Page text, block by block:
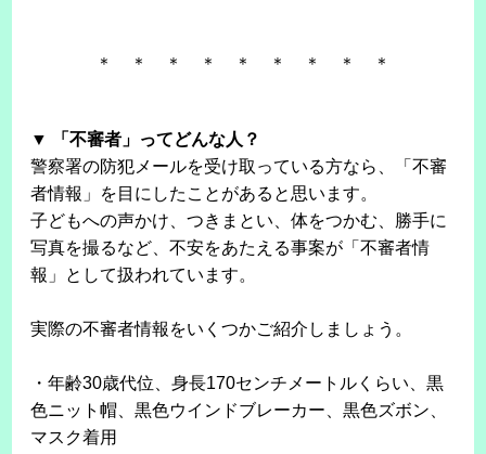
＊ ＊ ＊ ＊ ＊ ＊ ＊ ＊ ＊
▼ 「不審者」ってどんな人？
警察署の防犯メールを受け取っている方なら、「不審
者情報」を目にしたことがあると思います。
子どもへの声かけ、つきまとい、体をつかむ、勝手に
写真を撮るなど、不安をあたえる事案が「不審者情
報」として扱われています。
実際の不審者情報をいくつかご紹介しましょう。
・年齢30歳代位、身長170センチメートルくらい、黒
色ニット帽、黒色ウインドブレーカー、黒色ズボン、
マスク着用